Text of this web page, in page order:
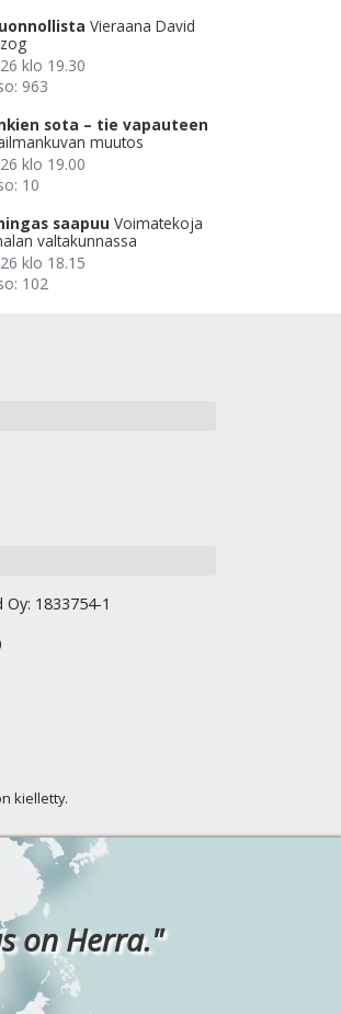
Vieraana David
klo 19.30
963
sota – tie vapauteen
muutos
klo 19.00
10
saapuu Voimatekoja
valtakunnassa
klo 18.15
102
1833754-1
kielletty.
on Herra."